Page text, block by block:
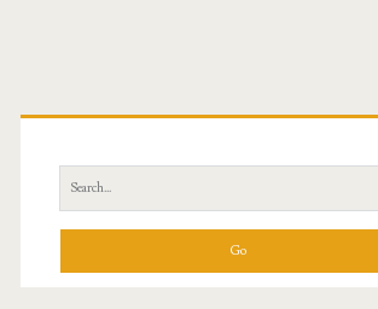
Primary
Sidebar
Search
for: